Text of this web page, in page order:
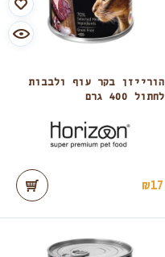
הורייזן בקר עוף ולבבות
לחתול 400 גרם
₪17